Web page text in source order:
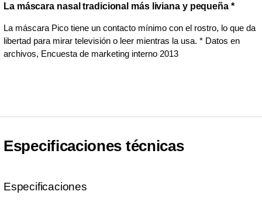
La máscara nasal tradicional más liviana y pequeña *
La máscara Pico tiene un contacto mínimo con el rostro, lo que da
libertad para mirar televisión o leer mientras la usa. * Datos en
archivos, Encuesta de marketing interno 2013
Especificaciones técnicas
Especificaciones